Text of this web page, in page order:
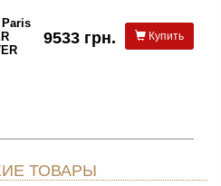
Paris
9533 грн. Купить
ТОВАРЫ